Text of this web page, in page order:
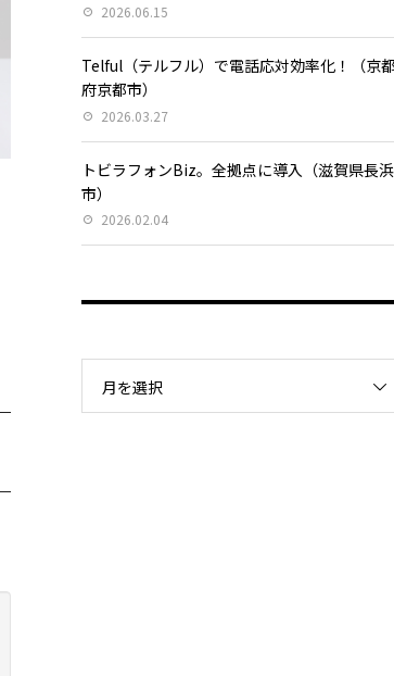
2026.06.15
Telful（テルフル）で電話応対効率化！（京
府京都市）
2026.03.27
トビラフォンBiz。全拠点に導入（滋賀県長浜
市）
2026.02.04
月を選択